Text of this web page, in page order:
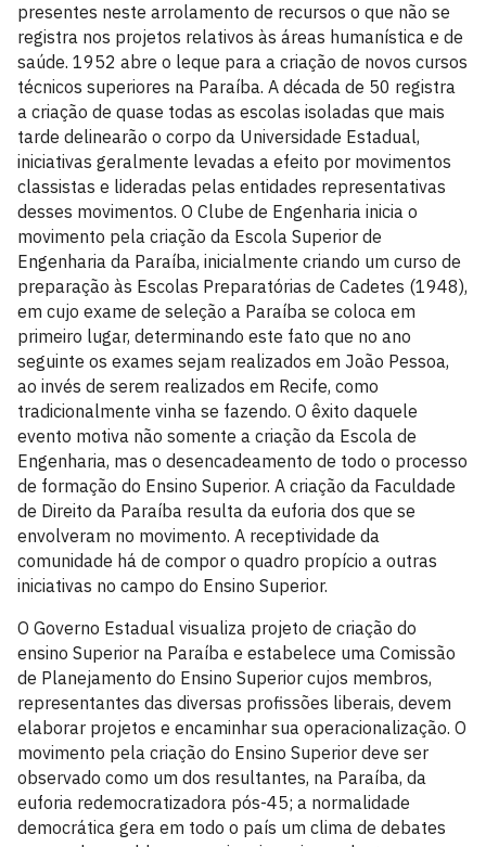
presentes neste arrolamento de recursos o que não se
registra nos projetos relativos às áreas humanística e de
saúde. 1952 abre o leque para a criação de novos cursos
técnicos superiores na Paraíba. A década de 50 registra
a criação de quase todas as escolas isoladas que mais
tarde delinearão o corpo da Universidade Estadual,
iniciativas geralmente levadas a efeito por movimentos
classistas e lideradas pelas entidades representativas
desses movimentos. O Clube de Engenharia inicia o
movimento pela criação da Escola Superior de
Engenharia da Paraíba, inicialmente criando um curso de
preparação às Escolas Preparatórias de Cadetes (1948),
em cujo exame de seleção a Paraíba se coloca em
primeiro lugar, determinando este fato que no ano
seguinte os exames sejam realizados em João Pessoa,
ao invés de serem realizados em Recife, como
tradicionalmente vinha se fazendo. O êxito daquele
evento motiva não somente a criação da Escola de
Engenharia, mas o desencadeamento de todo o processo
de formação do Ensino Superior. A criação da Faculdade
de Direito da Paraíba resulta da euforia dos que se
envolveram no movimento. A receptividade da
comunidade há de compor o quadro propício a outras
iniciativas no campo do Ensino Superior.
O Governo Estadual visualiza projeto de criação do
ensino Superior na Paraíba e estabelece uma Comissão
de Planejamento do Ensino Superior cujos membros,
representantes das diversas profissões liberais, devem
elaborar projetos e encaminhar sua operacionalização. O
movimento pela criação do Ensino Superior deve ser
observado como um dos resultantes, na Paraíba, da
euforia redemocratizadora pós-45; a normalidade
democrática gera em todo o país um clima de debates